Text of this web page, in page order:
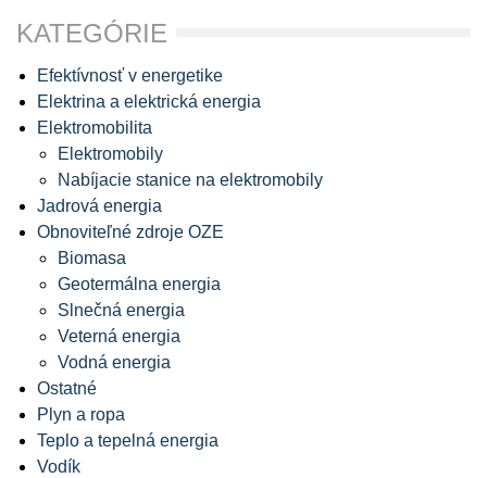
KATEGÓRIE
Efektívnosť v energetike
Elektrina a elektrická energia
Elektromobilita
Elektromobily
Nabíjacie stanice na elektromobily
Jadrová energia
Obnoviteľné zdroje OZE
Biomasa
Geotermálna energia
Slnečná energia
Veterná energia
Vodná energia
Ostatné
Plyn a ropa
Teplo a tepelná energia
Vodík